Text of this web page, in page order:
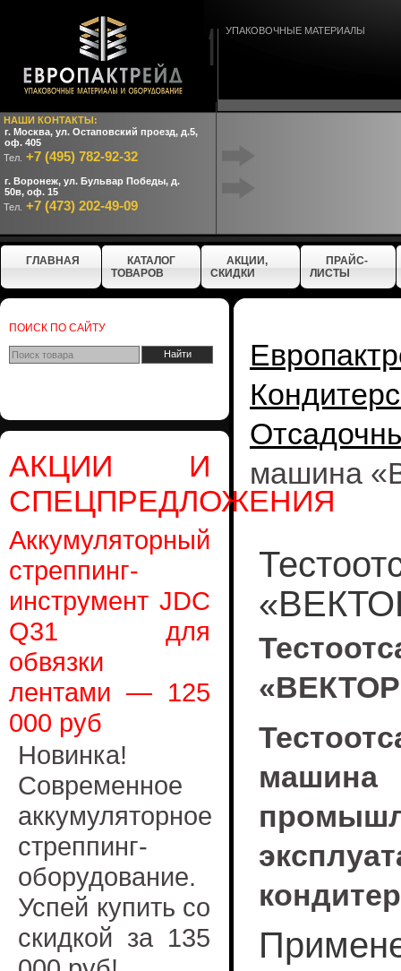
НАШИ КОНТАКТЫ:
г. Москва, ул. Остаповский проезд, д.5,
оф. 405
Тел. +7 (495) 782-92-32
г. Воронеж, ул. Бульвар Победы, д.
50в, оф. 15
Тел. +7 (473) 202-49-09
УПАКОВОЧНЫЕ МАТЕРИАЛЫ
ГЛАВНАЯ
КАТАЛОГ
ТОВАРОВ
АКЦИИ,
СКИДКИ
ПРАЙС-
ЛИСТЫ
ПОИСК ПО САЙТУ
АКЦИИ И
СПЕЦПРЕДЛОЖЕНИЯ
Аккумуляторный
стреппинг-
инструмент JDC
Q31 для
обвязки
лентами — 125
000 руб
Новинка!
Современное
аккумуляторное
стреппинг-
оборудование.
Успей купить со
скидкой за 135
машина